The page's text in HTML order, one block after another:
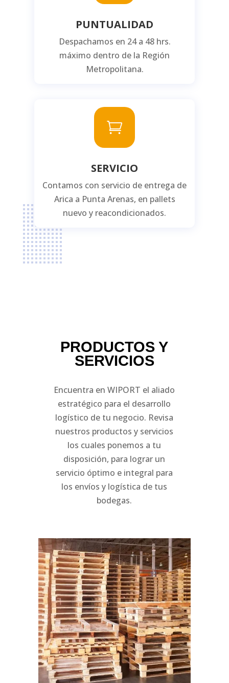

SERVICIO
Contamos con servicio de entrega de
Arica a Punta Arenas, en pallets
nuevo y reacondicionados.
PUNTUALIDAD
Despachamos en 24 a 48 hrs.
máximo dentro de la Región
Metropolitana.
PRODUCTOS Y
SERVICIOS
Encuentra en WIPORT el aliado
estratégico para el desarrollo
logístico de tu negocio. Revisa
nuestros productos y servicios
los cuales ponemos a tu
disposición, para lograr un
servicio óptimo e integral para
los envíos y logística de tus
bodegas.